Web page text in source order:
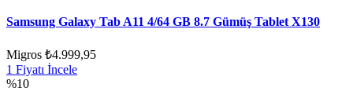
Samsung Galaxy Tab A11 4/64 GB 8.7 Gümüş Tablet X130
Migros ₺4.999,95
1 Fiyatı İncele
%10